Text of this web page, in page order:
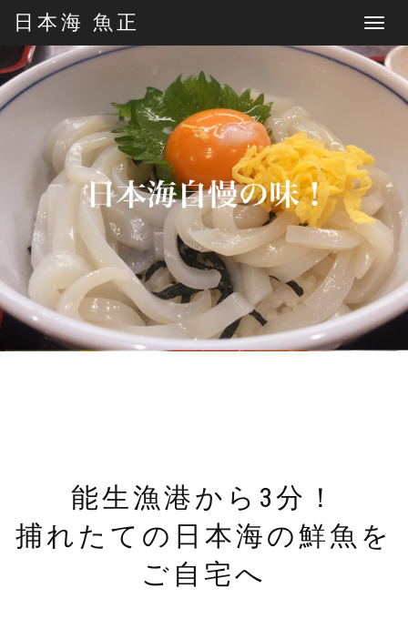
Toggle
日本海 魚正
能生漁港から3分！
捕れたての日本海の鮮魚を
ご自宅へ